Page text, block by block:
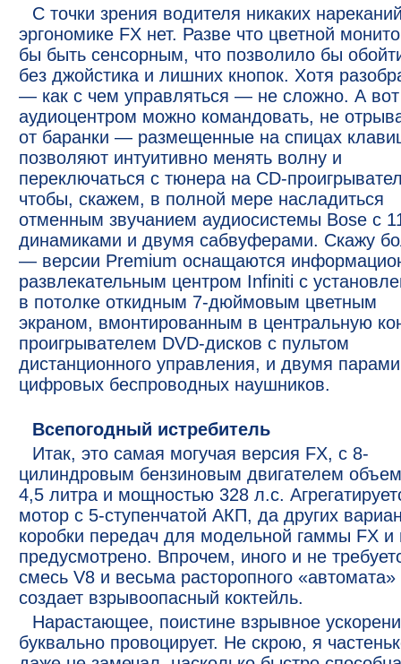
С точки зрения водителя никаких
эргономике FX нет. Разве что цветной
бы быть сенсорным, что позволило бы
без джойстика и лишних кнопок. Хотя
— как с чем управляться — не сложно. А вот
аудиоцентром можно командовать, не
от баранки — размещенные на спицах
позволяют интуитивно менять волну и
переключаться с тюнера на CD-
чтобы, скажем, в полной мере насладиться
отменным звучанием аудиосистемы Bose с
динамиками и двумя сабвуферами. Скажу
— версии Premium оснащаются
развлекательным центром Infiniti с
в потолке откидным 7-дюймовым цветным
экраном, вмонтированным в центральную
проигрывателем DVD-дисков с пультом
дистанционного управления, и двумя парами
цифровых беспроводных наушников.
Всепогодный истребитель
Итак, это самая могучая версия FX, с 8-
цилиндровым бензиновым двигателем
4,5 литра и мощностью 328 л.с.
мотор с 5-ступенчатой АКП, да других
коробки передач для модельной гаммы FX и
предусмотрено. Впрочем, иного и не
смесь V8 и весьма расторопного «автомата»
создает взрывоопасный коктейль.
Нарастающее, поистине взрывное
буквально провоцирует. Не скрою, я